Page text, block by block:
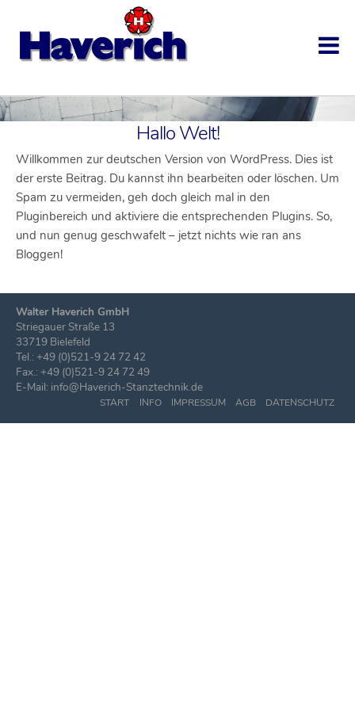
START
UNTERNEHMEN
MASCHINEN
KONTAKT
Hallo Welt!
Willkommen zur deutschen Version von WordPress. Dies ist
der erste Beitrag. Du kannst ihn bearbeiten oder löschen. Um
Spam zu vermeiden, geh doch gleich mal in den
Pluginbereich und aktiviere die entsprechenden Plugins. So,
und nun genug geschwafelt – jetzt nichts wie ran ans
Bloggen!
Walter Haverich GmbH
Striegauer Straße 13
33719 Bielefeld
Tel.: +49 (0)521-9 24 72 42
Fax.: +49 (0)521-9 24 72 49
E-Mail: info@Haverich-Stanztechnik.de
START INFO IMPRESSUM AGB DATENSCHUTZ